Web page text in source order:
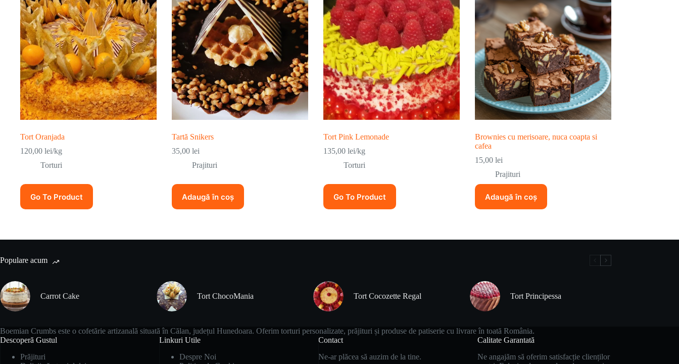
Tort Oranjada
120,00 lei/kg
Torturi
Go To Product
Tartă Snikers
35,00 lei
Prajituri
Adaugă în coș
Tort Pink Lemonade
135,00 lei/kg
Torturi
Go To Product
Brownies cu merisoare, nuca coapta si
cafea
15,00 lei
Prajituri
Adaugă în coș
Populare acum
Carrot Cake Tort ChocoMania Tort Cocozette Regal Tort Principessa
Boemian Crumbs este o cofetărie artizanală situată în Călan, județul Hunedoara. Oferim torturi personalizate, prăjituri și produse de patiserie cu livrare în toată România.
Descoperă Gustul
Prăjituri
Linkuri Utile
Despre Noi
Contact
Ne-ar plăcea să auzim de la tine.
Calitate Garantată
Ne angajăm să oferim satisfacție clienților